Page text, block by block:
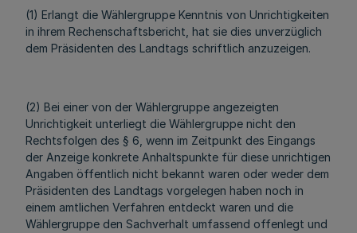
(1) Erlangt die Wählergruppe Kenntnis von Unrichtigkeiten
in ihrem Rechenschaftsbericht, hat sie dies unverzüglich
dem Präsidenten des Landtags schriftlich anzuzeigen.
(2) Bei einer von der Wählergruppe angezeigten
Unrichtigkeit unterliegt die Wählergruppe nicht den
Rechtsfolgen des § 6, wenn im Zeitpunkt des Eingangs
der Anzeige konkrete Anhaltspunkte für diese unrichtigen
Angaben öffentlich nicht bekannt waren oder weder dem
Präsidenten des Landtags vorgelegen haben noch in
einem amtlichen Verfahren entdeckt waren und die
Wählergruppe den Sachverhalt umfassend offenlegt und